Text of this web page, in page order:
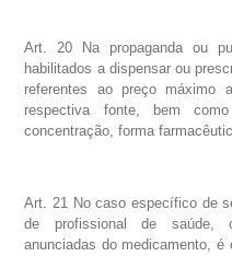
Art. 20 Na propaganda ou
habilitados a dispensar ou
referentes ao preço máximo
respectiva fonte, bem
concentração, forma
Art. 21 No caso específico de
de profissional de saúde,
anunciadas do medicamento, é